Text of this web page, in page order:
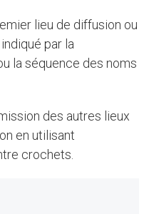
par la
la séquence des noms
en utilisant
crochets.